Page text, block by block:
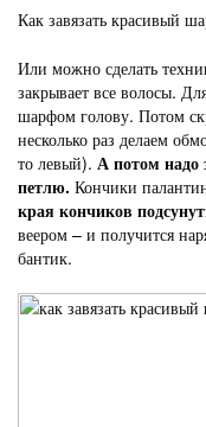
Как завязать красивый
Или можно сделать
закрывает все волосы.
шарфом голову. Потом
несколько раз делаем
то левый). А потом надо
петлю. Кончики
края кончиков
веером – и получится
бантик.